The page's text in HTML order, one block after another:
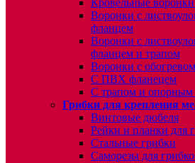
Кровельные воронки
Воронки с
фланцем
Воронки с
фланцем и трапом
Воронки с
С ПВХ фланецем
С трапом и опорным
Грибки для крепления
Винтовые дюбеля
Рейки и планки для
Стальные грибки
Саморезы для